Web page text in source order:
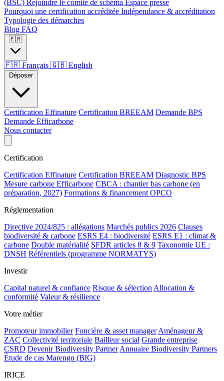
(BSC) Rejoindre le comité de schéma Espace presse
Pourquoi une certification accréditée Indépendance & accréditation
Typologie des démarches
Blog FAQ
🇫🇷
🇫🇷 Français 🇬🇧 English
Déposer
Certification Effinature Certification BREEAM Demande BPS
Demande Efficarbone
Nous contacter
Certification
Certification Effinature Certification BREEAM Diagnostic BPS
Mesure carbone Efficarbone CBCA : chantier bas carbone (en
préparation, 2027) Formations & financement OPCO
Réglementation
Directive 2024/825 : allégations Marchés publics 2026 Clauses
biodiversité & carbone ESRS E4 : biodiversité ESRS E1 : climat &
carbone Double matérialité SFDR articles 8 & 9 Taxonomie UE :
DNSH Référentiels (programme NORMATYS)
Investir
Capital naturel & confiance Risque & sélection Allocation &
conformité Valeur & résilience
Votre métier
Promoteur immobilier Foncière & asset manager Aménageur &
ZAC Collectivité territoriale Bailleur social Grande entreprise
CSRD Devenir Biodiversity Partner Annuaire Biodiversity Partners
Étude de cas Marengo (BIG)
IRICE